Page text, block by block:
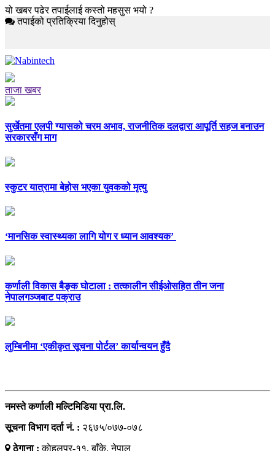
यो खबर पढेर तपाईलाई कस्तो महसुस भयो ?
तपाईको प्रतिक्रिया दिनुहोस्
ताजा खबर
सुर्खेतमा एलपी ग्यासको चरम अभाव, राजनीतिक दलद्वारा आपूर्ति सहज बनाउन
सरकारसँग माग
स्कुटर यात्रामा बेहोस भएका युवकको मृत्यु
‘मानसिक स्वास्थ्यका लागि योग र ध्यान आवश्यक’
कर्णाली विकास बैङ्क घोटाला : तत्कालीन सीईओसहित तीन जना
नेपालगञ्जबाट पक्राउ
लुम्बिनीमा ‘एकीकृत सूचना पोर्टल’ कार्यान्वयन हुँदै
नमस्ते कर्णाली मल्टिमिडिया प्रा.लि.
सूचना विभाग दर्ता नं. : २६७५/०७७-०७८
ठेगाना :काेहलपुर-११, बाँके, नेपाल